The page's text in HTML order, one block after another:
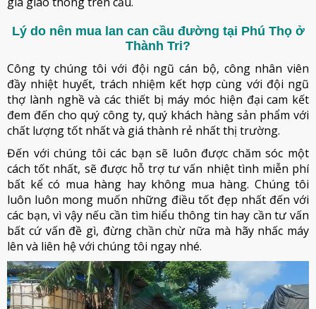
Lý do nên mua lan can cầu đường tại Phú Thọ ở
Thành Tri?
Công ty chúng tôi với đội ngũ cán bộ, công nhân viên
đầy nhiệt huyết, trách nhiệm kết hợp cùng với đội ngũ
thợ lành nghề và các thiết bị máy móc hiện đại cam kết
đem đến cho quý công ty, quý khách hàng sản phẩm với
chất lượng tốt nhất và giá thành rẻ nhất thị trường.
Đến với chúng tôi các bạn sẽ luôn được chăm sóc một
cách tốt nhất, sẽ được hỗ trợ tư vấn nhiệt tình miễn phí
bất kể có mua hàng hay không mua hàng. Chúng tôi
luôn luôn mong muốn những điều tốt đẹp nhất đến với
các bạn, vì vậy nếu cần tìm hiểu thông tin hay cần tư vấn
bất cứ vấn đề gì, đừng chần chừ nữa mà hãy nhấc máy
lên và liên hệ với chúng tôi ngay nhé.